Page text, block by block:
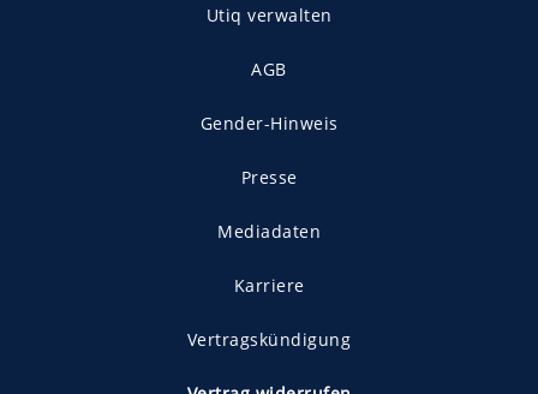
Utiq verwalten
AGB
Gender-Hinweis
Presse
Mediadaten
Karriere
Vertragskündigung